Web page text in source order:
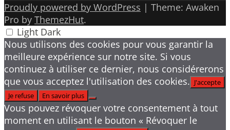
Proudly powered by WordPress | Theme: Awaken
Pro by ThemezHut.
Light Dark
Nous utilisons des cookies pour vous garantir la
meilleure expérience sur notre site. Si vous
continuez à utiliser ce dernier, nous considérerons
que vous acceptez l'utilisation des cookies. J'accepte
Je refuse
En savoir plus
Vous pouvez révoquer votre consentement à tout
moment en utilisant le bouton « Révoquer le